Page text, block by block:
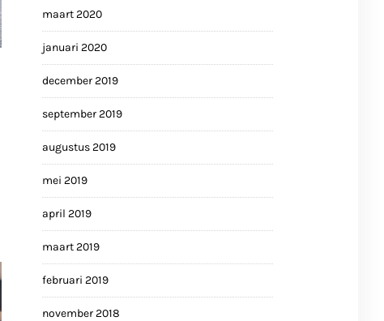
maart 2020
januari 2020
december 2019
september 2019
augustus 2019
mei 2019
april 2019
maart 2019
februari 2019
november 2018